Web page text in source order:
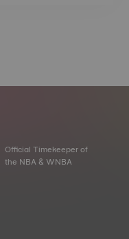
Official Timekeeper of
the NBA & WNBA